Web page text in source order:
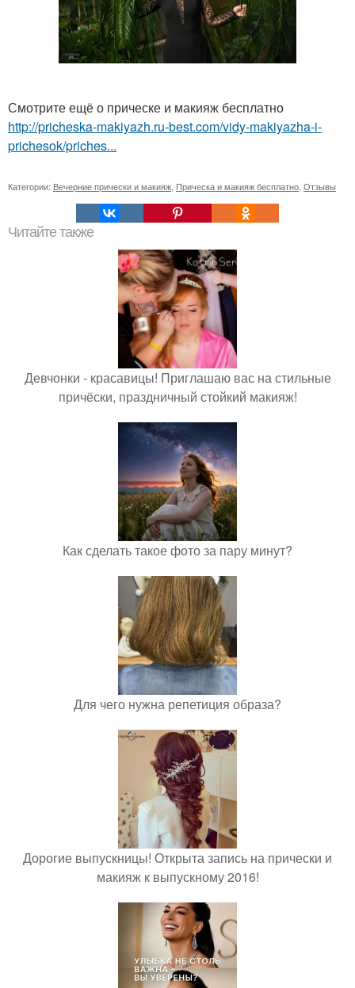
Смотрите ещё о прическе и макияж бесплатно
http://pricheska-makiyazh.ru-best.com/vidy-makiyazha-i-
prichesok/priches...
Категории: Вечерние прически и макияж Прическа и макияж бесплатно Отзывы
Читайте также
Девчонки - красавицы! Приглашаю вас на стильные
причёски, праздничный стойкий макияж!
Как сделать такое фото за пару минут?
Для чего нужна репетиция образа?
Дорогие выпускницы! Открыта запись на прически и
макияж к выпускному 2016!